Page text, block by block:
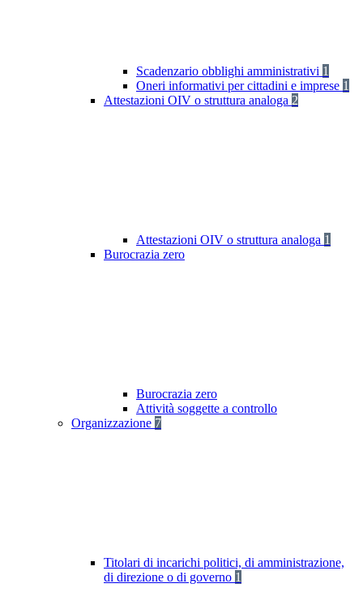
Scadenzario obblighi amministrativi 1
Oneri informativi per cittadini e imprese 1
Attestazioni OIV o struttura analoga 2
Attestazioni OIV o struttura analoga 1
Burocrazia zero
Burocrazia zero
Attività soggette a controllo
Organizzazione 7
Titolari di incarichi politici, di amministrazione,
di direzione o di governo 1